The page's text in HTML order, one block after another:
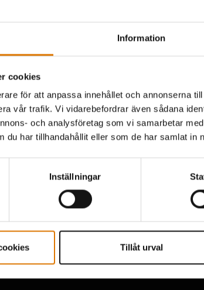
Information
cookies
för att anpassa innehållet och annonserna
vår trafik. Vi vidarebefordrar även sådana
och analysföretag som vi samarbetar
du har tillhandahållit eller som de har samlat in
Inställningar
Tillåt urval
Passar till Q 3200N+ gasolgrill (ej kompatibel med Q-
tillverkade före 2025)
Lyssna på andra